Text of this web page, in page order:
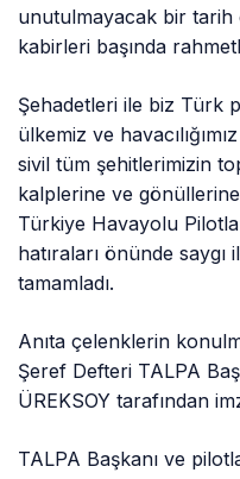
ülkemiz ve
sivil tüm şehitlerimizin
Türkiye Havayolu
hatıraları önünde
tamamladı.
Anıta çelenklerin
Şeref Defteri TALPA
ÜREKSOY tarafından
TALPA Başkanı ve
ederek acılarını
şehitliğine çelenk
kabirlerini ziyaret ederek